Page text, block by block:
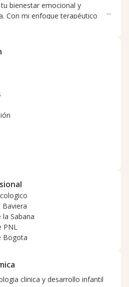
bienestar emocional y
Con mi enfoque terapéutico
para hacer posible el cambio.
conducta limitantes. Recibirás
avanzar y reconocerte con
tienes.
Baviera
la Sabana
PNL
Bogota
clinica y desarrollo infantil